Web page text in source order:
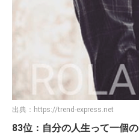
出典： https://trend-express.net
83位：自分の人生って一個